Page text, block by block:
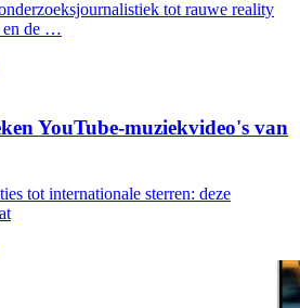
tot rauwe reality
en de …
YouTube-muziekvideo's van
tot internationale sterren: deze